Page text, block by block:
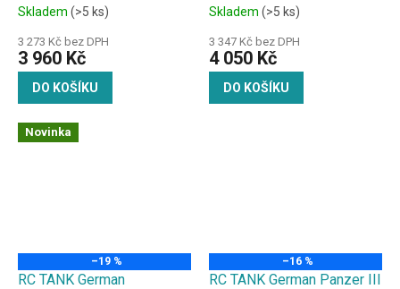
Skladem (>5 ks)
3 273 Kč bez DPH
3 960 Kč
DO KOŠÍKU
Skladem (>5 ks)
3 347 Kč bez DPH
4 050 Kč
DO KOŠÍKU
Novinka
–19 %
RC TANK German
–16 %
RC TANK German Panzer III